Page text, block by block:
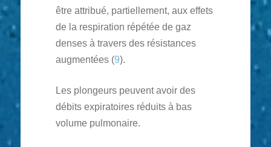
être attribué, partiellement, aux effets
de la respiration répétée de gaz
denses à travers des résistances
augmentées (9).
Les plongeurs peuvent avoir des
débits expiratoires réduits à bas
volume pulmonaire.